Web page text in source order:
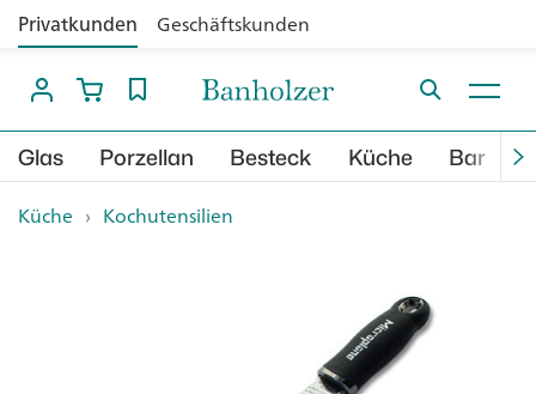
Privatkunden Geschäftskunden
Glas Porzellan Besteck Küche Bar
Küche › Kochutensilien